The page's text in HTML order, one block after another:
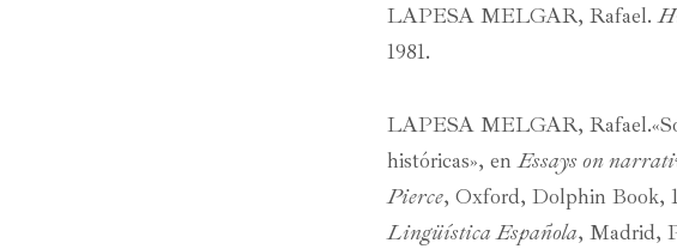
LAPESA MELGAR, Rafael.
1981.
LAPESA MELGAR,
históricas», enEssays on
Pierce, Oxford, Dolphin Book,
Lingüística Española, Madrid,